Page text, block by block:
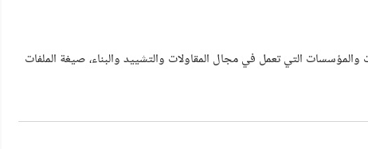
التي تعمل في مجال المقاولات والتشييد والبناء، صيغة الملفات